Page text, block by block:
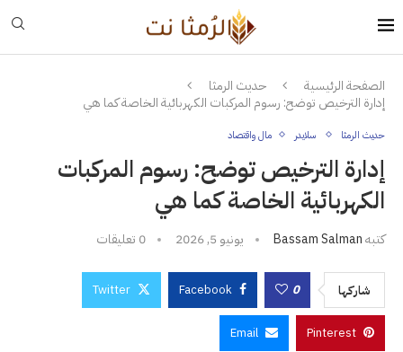
الصفحة الرئيسية
حديث الرمثا
إدارة الترخيص توضح: رسوم المركبات الكهربائية الخاصة كما هي
حديث الرمثا سلايدر مال واقتصاد
إدارة الترخيص توضح: رسوم المركبات
الكهربائية الخاصة كما هي
كتبهBassam Salman يونيو 5, 2026 0 تعليقات
شاركها 0
Facebook
Twitter
Pinterest
Email